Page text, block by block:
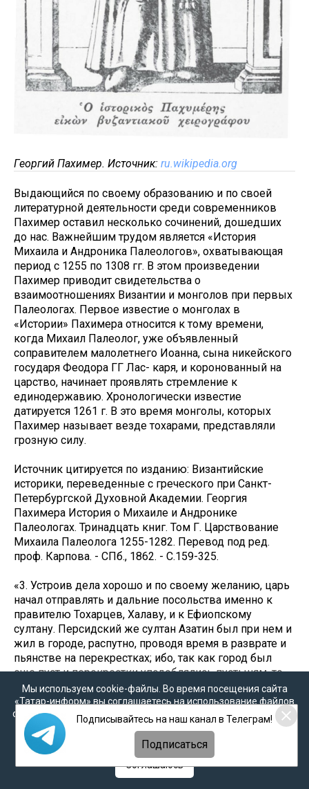
Георгий Пахимер. Источник: ru.wikipedia.org
Выдающийся по своему образованию и по своей
литературной деятельности среди современников
Пахимер оставил несколько сочинений, дошедших
до нас. Важнейшим трудом является «История
Михаила и Андроника Палеологов», охватывающая
период с 1255 по 1308 гг. В этом произведении
Пахимер приводит свидетельства о
взаимоотношениях Византии и монголов при первых
Палеологах. Первое известие о монголах в
«Истории» Пахимера относится к тому времени,
когда Михаил Палеолог, уже объявленный
соправителем малолетнего Иоанна, сына никейского
государя Феодора ГГ Лас- каря, и коронованный на
царство, начинает проявлять стремление к
единодержавию. Хронологически известие
датируется 1261 г. В это время монголы, которых
Пахимер называет везде тохарами, представляли
грозную силу.
Источник цитируется по изданию: Византийские
историки, переведенные с греческого при Санкт-
Петербургской Духовной Академии. Георгия
Пахимера История о Михаиле и Андронике
Палеологах. Тринадцать книг. Том Г. Царствование
Михаила Палеолога 1255-1282. Перевод под ред.
проф. Карпова. - СПб., 1862. - С.159-325.
«3. Устроив дела хорошо и по своему желанию, царь
начал отправлять и дальние посольства именно к
правителю Тохарцев, Халаву, и к Ефиопскому
султану. Персидский же султан Азатин был при нем и
жил в городе, распутно, проводя время в разврате и
пьянстве на перекрестках; ибо, так как город был
еще пуст и перекрестки уподоблялись пустыням, то
он, бесстыдно садясь там с большою толпою
приближенных, предавался Дионисовым оргиям и
пьянству. Итак к тем царь отправлял посольства и
обратно оттуда принимал послов.
За Халава выдавал он побочную свою дочь Марию,
рожденную от Дипловатацины, и посредником при
Мы используем cookie-файлы. Во время посещения сайта
«Татар-информ» вы соглашаетесь на использование файлов
cookie в соответствии с настоящим уведомлением, согласием
наобработку персональных данных,Политикой о
персональных данных
Политикой конфиденциальности
Соглашаюсь
Подписывайтесь на наш канал в Телеграм!
Подписаться